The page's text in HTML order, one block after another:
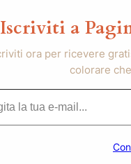
Iscriviti a
ora per ricevere
colorare